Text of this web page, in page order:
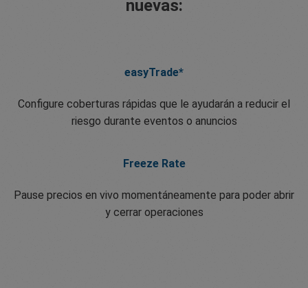
nuevas:
easyTrade*
Configure coberturas rápidas que le ayudarán a reducir el
riesgo durante eventos o anuncios
Freeze Rate
Pause precios en vivo momentáneamente para poder abrir
y cerrar operaciones